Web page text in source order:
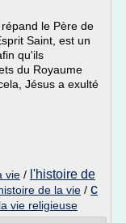
le Père de
Saint, est un
qu'ils
du Royaume
Jésus a exulté
vie / l'histoire de
de la vie / c
vie religieuse